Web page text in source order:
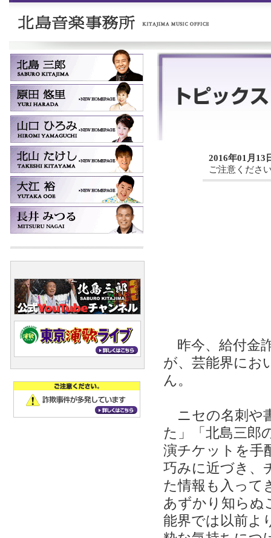
2016年01月13
ご注意くださ
昨今、給付金
が、芸能界にお
ん。
ニセの名刺や
た」「北島三郎
演チケットを手
巧みに近づき、
た情報も入って
あずかり知らぬ
能界では以前よ